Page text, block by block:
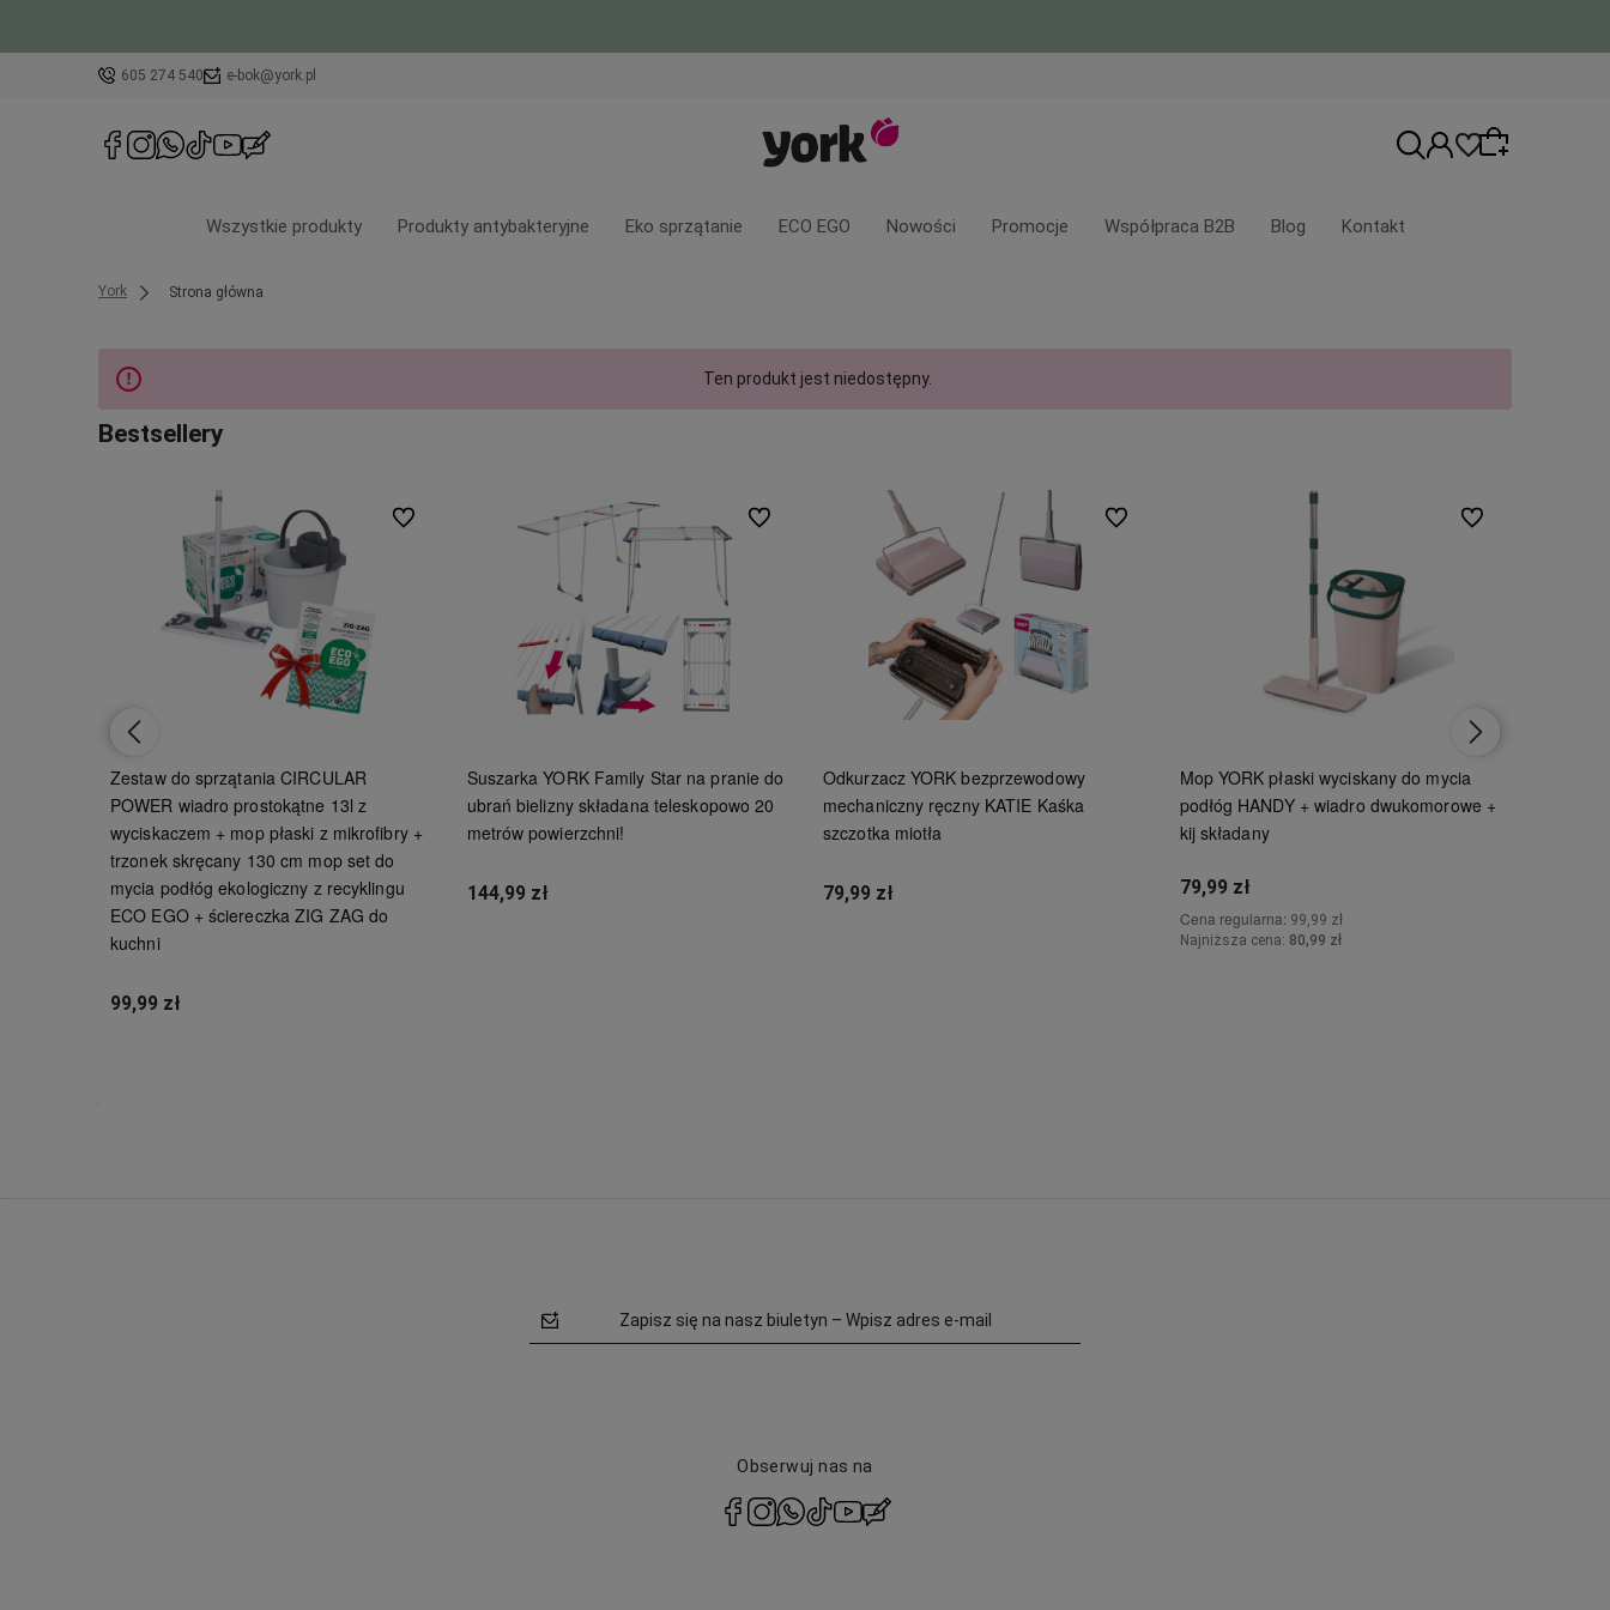
605 274 540 e-bok@york.pl
oferty lub zaloguj się, aby przywrócić
Wszystkie produkty Produkty antybakteryjne Eko sprzątanie ECO EGO Nowości Promocje Współpraca B2B Blog Kontakt
York Strona główna
Ten produkt jest niedostępny.
Bestsellery
Zestaw do sprzątania CIRCULAR
POWER wiadro prostokątne 13l z
wyciskaczem + mop płaski z mikrofibry +
trzonek skręcany 130 cm mop set do
mycia podłóg ekologiczny z recyklingu
ECO EGO + ściereczka ZIG ZAG do
kuchni
99,99 zł
Do ulubionych
Suszarka YORK Family Star na pranie do
ubrań bielizny składana teleskopowo 20
metrów powierzchni!
144,99 zł
Do ulubionych
Odkurzacz YORK bezprzewodowy
mechaniczny ręczny KATIE Kaśka
szczotka miotła
79,99 zł
Do ulubionych
Mop YORK płaski wyciskany do mycia
podłóg HANDY + wiadro dwukomorowe +
kij składany
79,99 zł
Cena regularna: 99,99 zł
Najniższa cena: 80,99 zł
Do ulubionych
Zapisz się na nasz biuletyn – Wpisz adres e-mail
Obserwuj nas na